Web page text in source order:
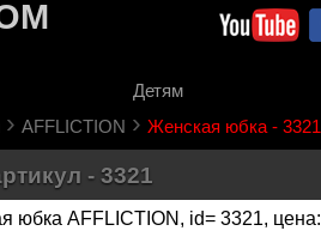
Детям
› AFFLICTION › Женская юбка - 3321
- 3321